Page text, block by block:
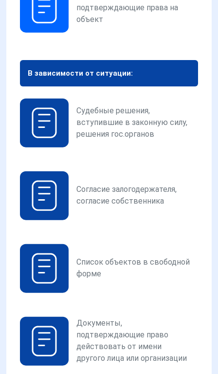
подтверждающие права на
объект
В зависимости от ситуации:
Судебные решения,
вступившие в законную силу,
решения гос.органов
Согласие залогодержателя,
согласие собственника
Список объектов в свободной
форме
Документы,
подтверждающие право
действовать от имени
другого лица или организации